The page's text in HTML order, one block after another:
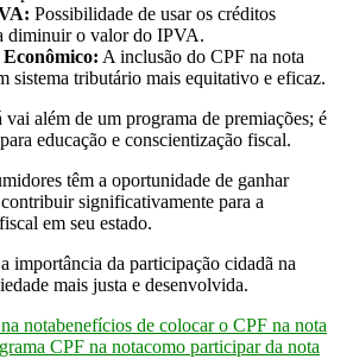
Possibilidade de usar os créditos
diminuir o valor do IPVA.
A inclusão do CPF na nota
sistema tributário mais equitativo e eficaz.
além de um programa de premiações; é
educação e conscientização fiscal.
têm a oportunidade de ganhar
significativamente para a
em seu estado.
importância da participação cidadã na
mais justa e desenvolvida.
notabenefícios de colocar o CPF na nota
CPF na notacomo participar da nota